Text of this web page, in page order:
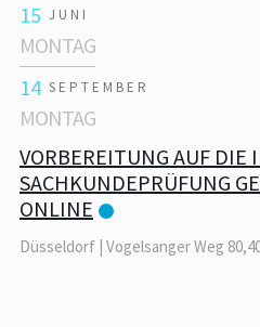
15 JUNI
MONTAG
14 SEPTEMBER
MONTAG
VORBEREITUNG AUF DIE
SACHKUNDEPRÜFUNG
ONLINE
Düsseldorf | Vogelsanger Weg